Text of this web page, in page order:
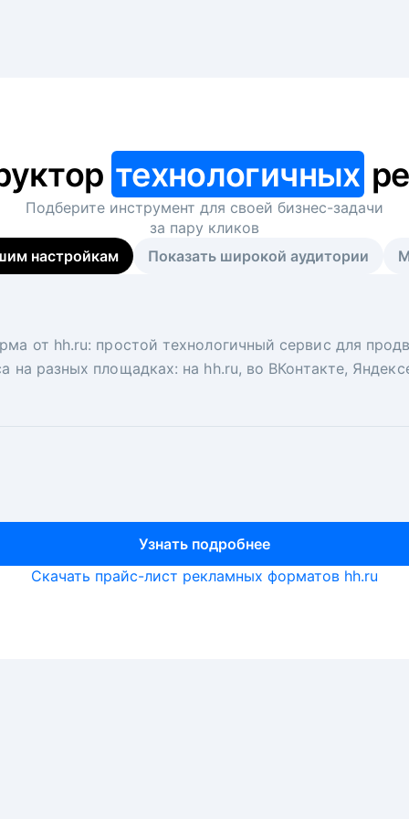
технологичных
Подберите инструмент для своей бизнес-задачи
за пару кликов
настройкам
Показать широкой аудитории
от hh.ru: простой технологичный сервис для
на разных площадках: на hh.ru, во ВКонтакте,
Узнать подробнее
вакансий на главной странице hh.ru.
ключ. Решите, сколько кандидатов и когда вам
рекрутеры и проектные менеджеры hh.ru с
Узнать подробнее
Скачать прайс-лист рекламных форматов hh.ru